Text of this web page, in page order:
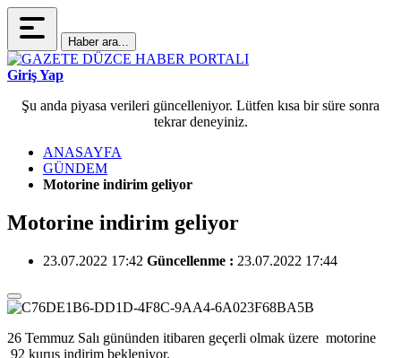
Haber ara...
Giriş Yap
Şu anda piyasa verileri güncelleniyor. Lütfen kısa bir süre sonra
tekrar deneyiniz.
ANASAYFA
GÜNDEM
Motorine indirim geliyor
Motorine indirim geliyor
23.07.2022 17:42 Güncellenme : 23.07.2022 17:44
26 Temmuz Salı gününden itibaren geçerli olmak üzere motorine
92 kuruş indirim bekleniyor.